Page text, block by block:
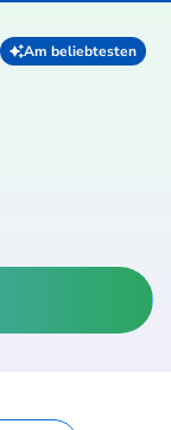
Am beliebtesten